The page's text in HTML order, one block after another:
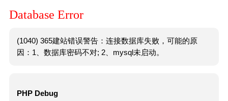
Database Error
(1040) 365建站错误警告：连接数据库失败，可能的原
因：1、数据库密码不对; 2、mysql未启动。
PHP Debug